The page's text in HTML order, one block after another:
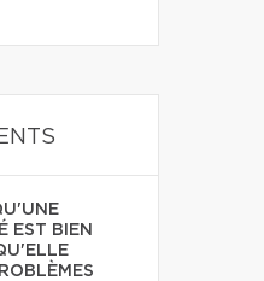
EST BIEN